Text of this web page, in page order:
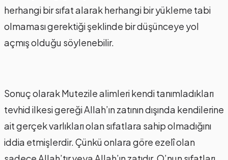
herhangi bir sıfat alarak herhangi bir yükleme tabi
olmaması gerektiği şeklinde bir düşünceye yol
açmış olduğu söylenebilir.
Sonuç olarak Mutezile alimleri kendi tanımladıkları
tevhid ilkesi gereği Allah’ın zatının dışında kendilerine
ait gerçek varlıkları olan sıfatlara sahip olmadığını
iddia etmişlerdir. Çünkü onlara göre ezelî olan